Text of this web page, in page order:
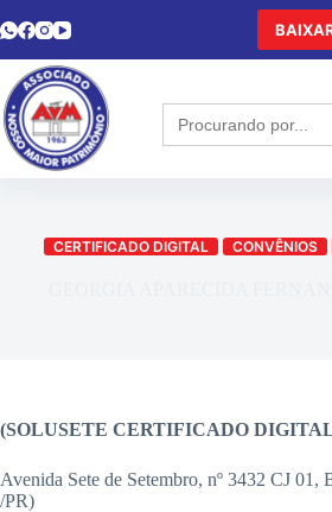
Search
for:
CERTIFICADO DIGITAL CONVÊNIOS
(SOLUSETE CERTIFICADO
Avenida Sete de Setembro, nº 3432 CJ 01,
/PR)